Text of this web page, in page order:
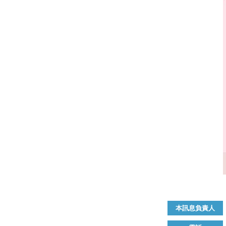
本訊息負責人